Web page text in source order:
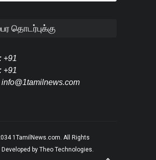
தொடர்புக்கு
+91
+91
info@1tamilnews.com
1TamilNews.com. All Rights
Developed by Theo Technologies.